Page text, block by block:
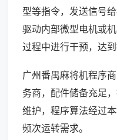
型等指令，发送信号
驱动内部微型电机或
过程中进行干预，达到
广州番禺麻将机程序
务商，配件储备充足
维护，程序算法经过
频次运转需求。